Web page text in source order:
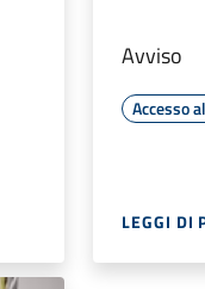
Avviso
Accesso
LEGGI DI